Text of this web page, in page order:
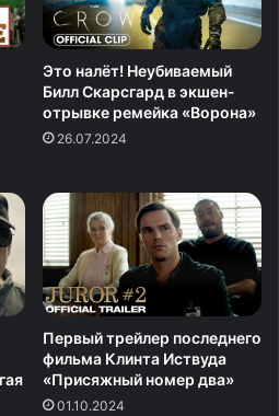
Это налёт! Неубиваемый
Билл Скарсгард в экшен-
отрывке ремейка «Ворона»
26.07.2024
Первый трейлер последнего
фильма Клинта Иствуда
«Присяжный номер два»
01.10.2024